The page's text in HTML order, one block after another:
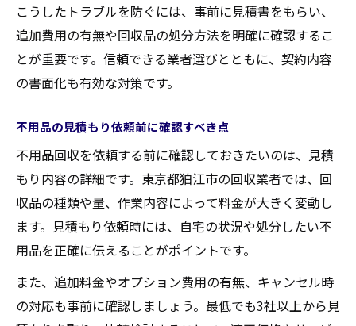
こうしたトラブルを防ぐには、事前に見積書をもらい、
追加費用の有無や回収品の処分方法を明確に確認するこ
とが重要です。信頼できる業者選びとともに、契約内容
の書面化も有効な対策です。
不用品の見積もり依頼前に確認すべき点
不用品回収を依頼する前に確認しておきたいのは、見積
もり内容の詳細です。東京都狛江市の回収業者では、回
収品の種類や量、作業内容によって料金が大きく変動し
ます。見積もり依頼時には、自宅の状況や処分したい不
用品を正確に伝えることがポイントです。
また、追加料金やオプション費用の有無、キャンセル時
の対応も事前に確認しましょう。最低でも3社以上から見